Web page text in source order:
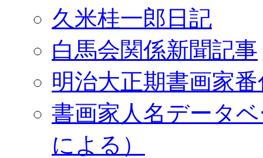
久米桂一郎日記
白馬会関係新聞記事
明治大正期書画家
書画家人名データ
による）